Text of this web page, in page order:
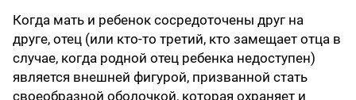
Когда мать и ребенок сосредоточены друг на
друге, отец (или кто-то третий, кто замещает отца в
случае, когда родной отец ребенка недоступен)
является внешней фигурой, призванной стать
своеобразной оболочкой, которая охраняет и